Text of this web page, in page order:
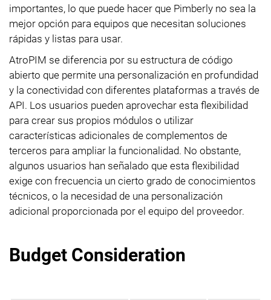
importantes, lo que puede hacer que Pimberly no sea la
mejor opción para equipos que necesitan soluciones
rápidas y listas para usar.
AtroPIM se diferencia por su estructura de código
abierto que permite una personalización en profundidad
y la conectividad con diferentes plataformas a través de
API. Los usuarios pueden aprovechar esta flexibilidad
para crear sus propios módulos o utilizar
características adicionales de complementos de
terceros para ampliar la funcionalidad. No obstante,
algunos usuarios han señalado que esta flexibilidad
exige con frecuencia un cierto grado de conocimientos
técnicos, o la necesidad de una personalización
adicional proporcionada por el equipo del proveedor.
Budget Consideration